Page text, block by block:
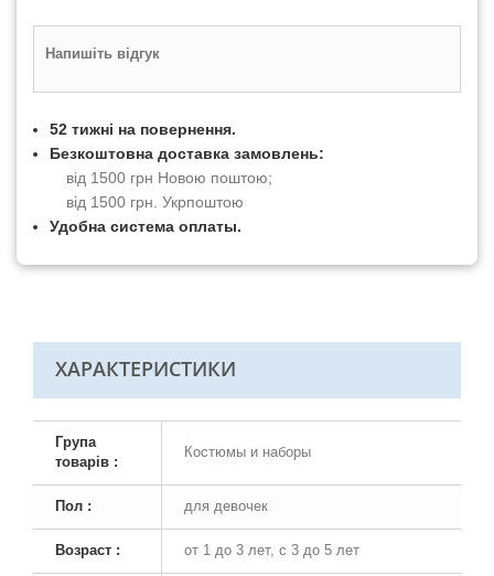
Напишіть відгук
52 тижні на повернення.
Безкоштовна доставка замовлень:
від 1500 грн Новою поштою;
від 1500 грн. Укрпоштою
Удобна система оплаты.
ХАРАКТЕРИСТИКИ
Група
товарів :
Костюмы и наборы
Пол : для девочек
Возраст : от 1 до 3 лет, с 3 до 5 лет